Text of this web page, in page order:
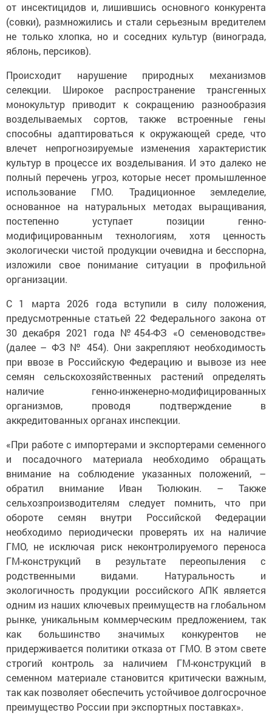
от инсектицидов и, лишившись основного конкурента
(совки), размножились и стали серьезным вредителем
не только хлопка, но и соседних культур (винограда,
яблонь, персиков).
Происходит нарушение природных механизмов
селекции. Широкое распространение трансгенных
монокультур приводит к сокращению разнообразия
возделываемых сортов, также встроенные гены
способны адаптироваться к окружающей среде, что
влечет непрогнозируемые изменения характеристик
культур в процессе их возделывания. И это далеко не
полный перечень угроз, которые несет промышленное
использование ГМО. Традиционное земледелие,
основанное на натуральных методах выращивания,
постепенно уступает позиции генно-
модифицированным технологиям, хотя ценность
экологически чистой продукции очевидна и бесспорна,
изложили свое понимание ситуации в профильной
организации.
С 1 марта 2026 года вступили в силу положения,
предусмотренные статьей 22 Федерального закона от
30 декабря 2021 года №454-ФЗ «О семеноводстве»
(далее – ФЗ № 454). Они закрепляют необходимость
при ввозе в Российскую Федерацию и вывозе из нее
семян сельскохозяйственных растений определять
наличие генно-инженерно-модифицированных
организмов, проводя подтверждение в
аккредитованных органах инспекции.
«При работе с импортерами и экспортерами семенного
и посадочного материала необходимо обращать
внимание на соблюдение указанных положений, –
обратил внимание Иван Тюлюкин. – Также
сельхозпроизводителям следует помнить, что при
обороте семян внутри Российской Федерации
необходимо периодически проверять их на наличие
ГМО, не исключая риск неконтролируемого переноса
ГМ-конструкций в результате переопыления с
родственными видами. Натуральность и
экологичность продукции российского АПК является
одним из наших ключевых преимуществ на глобальном
рынке, уникальным коммерческим предложением, так
как большинство значимых конкурентов не
придерживается политики отказа от ГМО. В этом свете
строгий контроль за наличием ГМ-конструкций в
семенном материале становится критически важным,
так как позволяет обеспечить устойчивое долгосрочное
преимущество России при экспортных поставках».